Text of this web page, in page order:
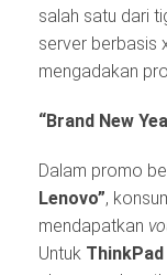
salah satu dari
server berbasis
mengadakan
“Brand New
Dalam promo
Lenovo”,
mendapatkan
Untuk ThinkPad